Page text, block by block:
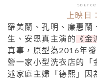
source
上映日
羅美蘭、孔明、廉惠蘭
生、安恩真主演的
《金
真事，原型為2016年
營一家小型洗衣店的「
述家庭主婦「德熙」因